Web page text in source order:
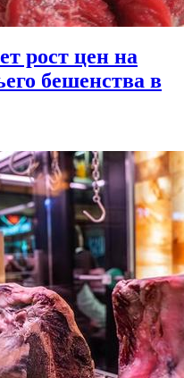
рост цен на
бешенства в